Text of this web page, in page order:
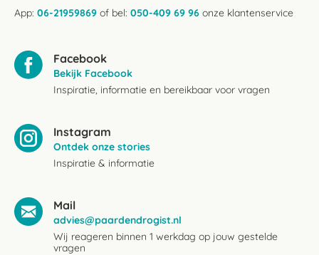
App: 06-21959869 of bel: 050-409 69 96 onze klantenservice
Facebook
Bekijk Facebook
Inspiratie, informatie en bereikbaar voor vragen
Instagram
Ontdek onze stories
Inspiratie & informatie
Mail
advies@paardendrogist.nl
Wij reageren binnen 1 werkdag op jouw gestelde
vragen